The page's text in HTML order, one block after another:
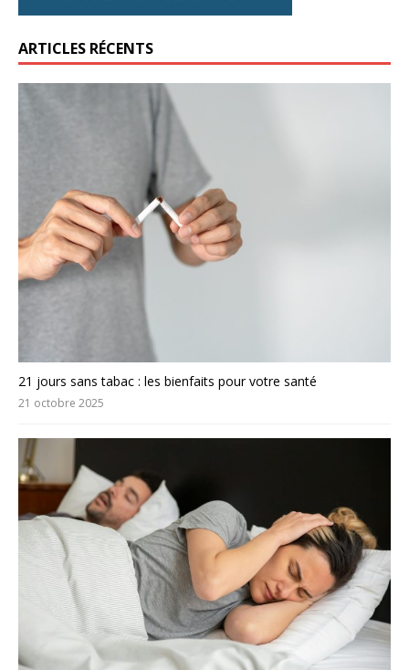
ARTICLES RÉCENTS
21 jours sans tabac : les bienfaits pour votre santé
21 octobre 2025